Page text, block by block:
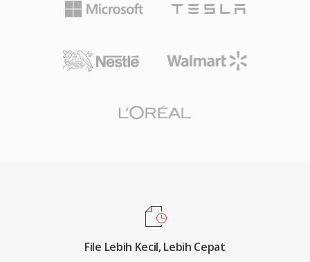
File Lebih Kecil, Lebih Cepat